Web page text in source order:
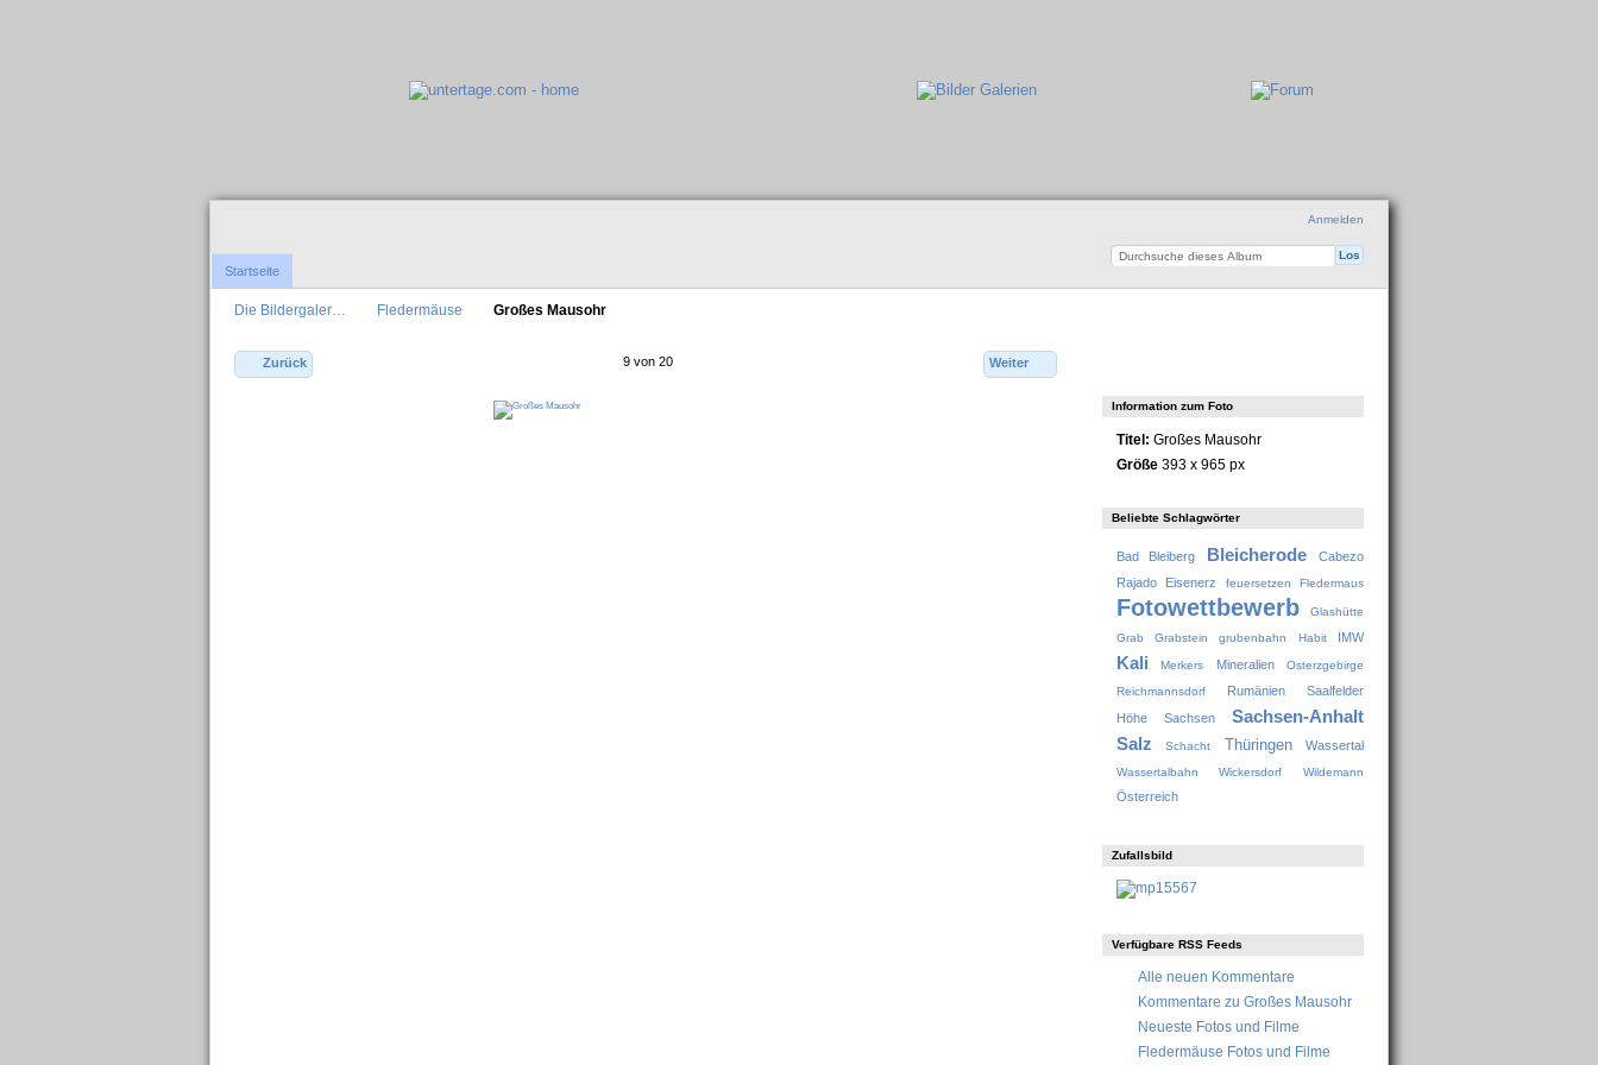
Anmelden
Startseite
Die Bildergaler… Fledermäuse Großes Mausohr
Zurück 9 von 20 Weiter
Information zum Foto
Titel: Großes Mausohr
Größe393 x 965 px
Beliebte Schlagwörter
Bad Bleiberg Bleicherode
Cabezo
Rajado
Eisenerz feuersetzen Fledermaus
Fotowettbewerb
Glashütte
Grab
Grabstein grubenbahn Habit IMW
Kali Merkers Mineralien
Osterzgebirge
Reichmannsdorf
Rumänien
Saalfelder
Höhe
Sachsen
Sachsen-Anhalt
Salz
Schacht Thüringen Wassertal
Wassertalbahn Wickersdorf Wildemann
Österreich
Zufallsbild
Verfügbare RSS Feeds
Alle neuen Kommentare
Kommentare zu Großes Mausohr
Neueste Fotos und Filme
Fledermäuse Fotos und Filme